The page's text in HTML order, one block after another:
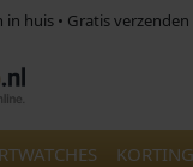
huis • Gratis